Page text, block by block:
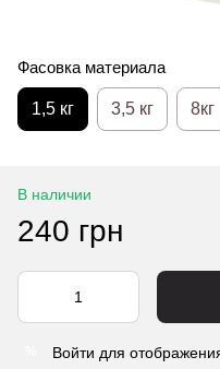
Фасовка материала
1,5 кг 3,5 кг 8кг
В наличии
240 грн
Войти для